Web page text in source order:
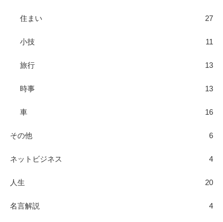
住まい 27
小技 11
旅行 13
時事 13
車 16
その他 6
ネットビジネス 4
人生 20
名言解説 4